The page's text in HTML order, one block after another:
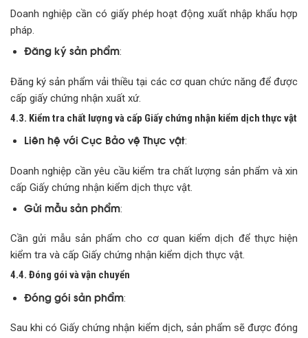
Doanh nghiệp cần có giấy phép hoạt động xuất nhập khẩu hợp
pháp.
Đăng ký sản phẩm:
Đăng ký sản phẩm vải thiều tại các cơ quan chức năng để được
cấp giấy chứng nhận xuất xứ.
4.3. Kiểm tra chất lượng và cấp Giấy chứng nhận kiểm dịch thực vật
Liên hệ với Cục Bảo vệ Thực vật:
Doanh nghiệp cần yêu cầu kiểm tra chất lượng sản phẩm và xin
cấp Giấy chứng nhận kiểm dịch thực vật.
Gửi mẫu sản phẩm:
Cần gửi mẫu sản phẩm cho cơ quan kiểm dịch để thực hiện
kiểm tra và cấp Giấy chứng nhận kiểm dịch thực vật.
4.4. Đóng gói và vận chuyển
Đóng gói sản phẩm:
Sau khi có Giấy chứng nhận kiểm dịch, sản phẩm sẽ được đóng